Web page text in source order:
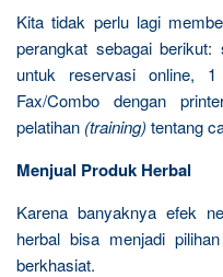
Kita tidak perlu lagi
perangkat sebagai
untuk reservasi online,
Fax/Combo dengan
pelatihan (training) tentang
Menjual Produk Herbal
Karena banyaknya efek
herbal bisa menjadi
berkhasiat.